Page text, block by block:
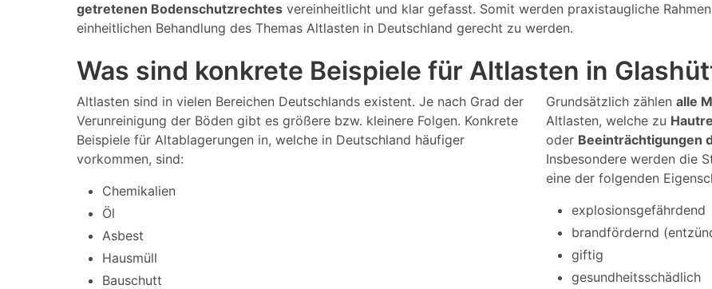
getretenen Bodenschutzrechtes vereinheitlicht und klar gefasst. Somit werden praxistaugliche
einheitlichen Behandlung des Themas Altlasten in Deutschland gerecht zu werden.
Was sind konkrete Beispiele für Altlasten in
Altlasten sind in vielen Bereichen Deutschlands existent. Je nach Grad der
Verunreinigung der Böden gibt es größere bzw. kleinere Folgen. Konkrete
Beispiele für Altablagerungen in, welche in Deutschland häufiger
vorkommen, sind:
Chemikalien
Öl
Asbest
Hausmüll
Bauschutt
Grundsätzlich zählen alle
Altlasten, welche zu
oder Beeinträchtigungen
Insbesondere werden die
eine der folgenden
explosionsgefährdend
brandfördernd
giftig
gesundheitsschädlich